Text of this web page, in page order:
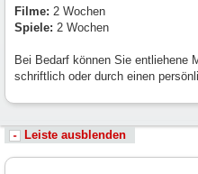
Filme: 2 Wochen
Spiele: 2 Wochen
Bei Bedarf können Sie entliehene
schriftlich oder durch einen
Leiste ausblenden